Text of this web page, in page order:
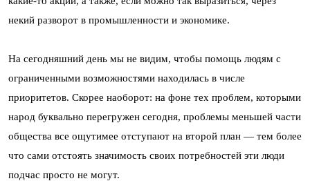
некий разворот в промышленности и экономике.
На сегодняшний день мы не видим, чтобы помощь людям с
ограниченными возможностями находилась в числе
приоритетов. Скорее наоборот: на фоне тех проблем, которыми
народ буквально перегружен сегодня, проблемы меньшей части
общества все ощутимее отступают на второй план — тем более
что сами отстоять значимость своих потребностей эти люди
подчас просто не могут.